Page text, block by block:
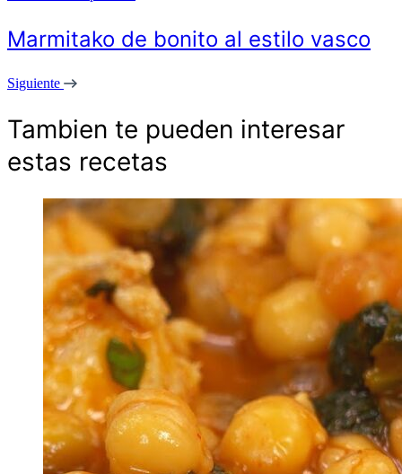
Marmitako de bonito al estilo vasco
Siguiente
Tambien te pueden interesar
estas recetas